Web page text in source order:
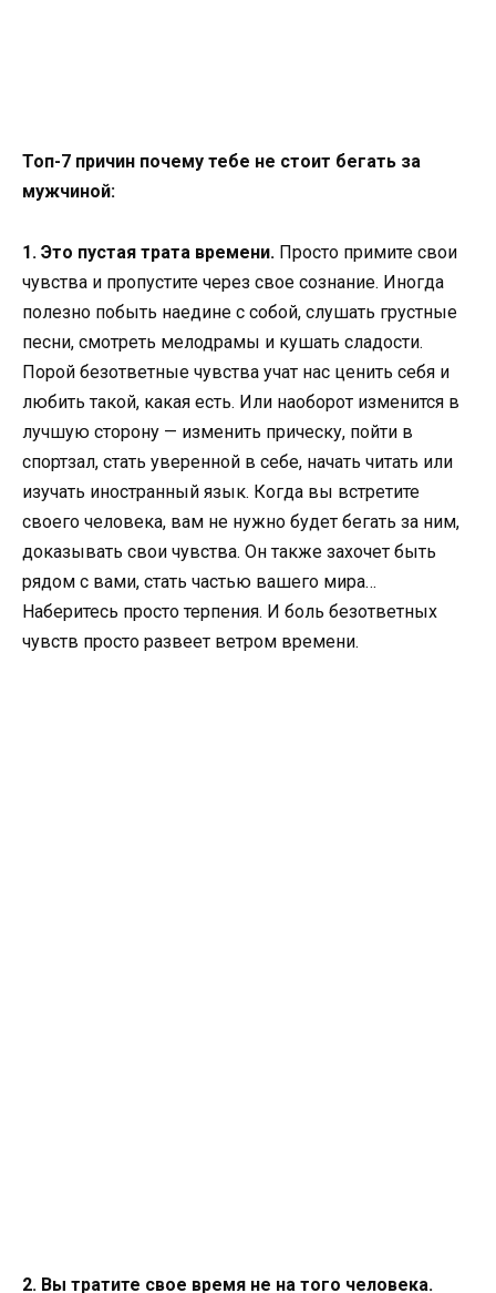
Топ-7 причин почему тебе не стоит бегать за
мужчиной:
1. Это пустая трата времени. Просто примите свои
чувства и пропустите через свое сознание. Иногда
полезно побыть наедине с собой, слушать грустные
песни, смотреть мелодрамы и кушать сладости.
Порой безответные чувства учат нас ценить себя и
любить такой, какая есть. Или наоборот изменится в
лучшую сторону — изменить прическу, пойти в
спортзал, стать уверенной в себе, начать читать или
изучать иностранный язык. Когда вы встретите
своего человека, вам не нужно будет бегать за ним,
доказывать свои чувства. Он также захочет быть
рядом с вами, стать частью вашего мира…
Наберитесь просто терпения. И боль безответных
чувств просто развеет ветром времени.
2. Вы тратите свое время не на того человека.